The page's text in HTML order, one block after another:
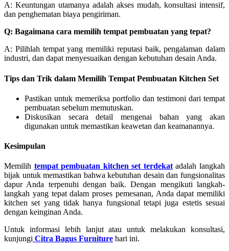
A: Keuntungan utamanya adalah akses mudah, konsultasi intensif,
dan penghematan biaya pengiriman.
Q: Bagaimana cara memilih tempat pembuatan yang tepat?
A: Pilihlah tempat yang memiliki reputasi baik, pengalaman dalam
industri, dan dapat menyesuaikan dengan kebutuhan desain Anda.
Tips dan Trik dalam Memilih Tempat Pembuatan Kitchen Set
Pastikan untuk memeriksa portfolio dan testimoni dari tempat
pembuatan sebelum memutuskan.
Diskusikan secara detail mengenai bahan yang akan
digunakan untuk memastikan keawetan dan keamanannya.
Kesimpulan
Memilih tempat pembuatan kitchen set terdekatadalah langkah
bijak untuk memastikan bahwa kebutuhan desain dan fungsionalitas
dapur Anda terpenuhi dengan baik. Dengan mengikuti langkah-
langkah yang tepat dalam proses pemesanan, Anda dapat memiliki
kitchen set yang tidak hanya fungsional tetapi juga estetis sesuai
dengan keinginan Anda.
Untuk informasi lebih lanjut atau untuk melakukan konsultasi,
kunjungi Citra Bagus Furniture hari ini.